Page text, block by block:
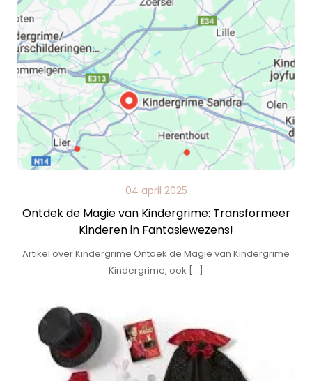
04 april 2025
Ontdek de Magie van Kindergrime: Transformeer
Kinderen in Fantasiewezens!
Artikel over Kindergrime Ontdek de Magie van Kindergrime
Kindergrime, ook […]